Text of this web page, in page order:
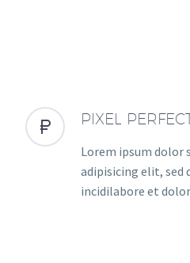

 PIXEL
Lorem ipsum dolor
adipisicing elit, sed
incidilabore et